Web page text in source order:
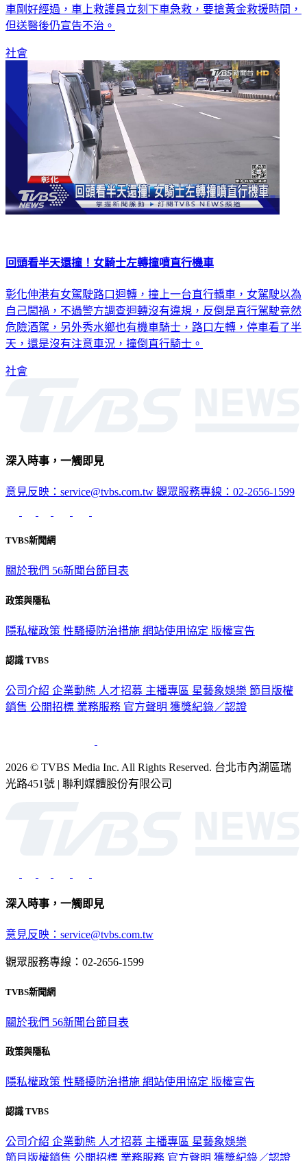
車剛好經過，車上救護員立刻下車急救，要搶黃金救援時間，
但送醫後仍宣告不治。
社會
回頭看半天還撞！女騎士左轉撞噴直行機車
彰化伸港有女駕駛路口迴轉，撞上一台直行轎車，女駕駛以為
自己闖禍，不過警方調查迴轉沒有違規，反倒是直行駕駛竟然
危險酒駕，另外秀水鄉也有機車騎士，路口左轉，停車看了半
天，還是沒有注意車況，撞倒直行騎士。
社會
深入時事，一觸即見
意見反映：service@tvbs.com.tw 觀眾服務專線：02-2656-1599
TVBS新聞網
關於我們 56新聞台節目表
政策與隱私
隱私權政策 性騷擾防治措施 網站使用協定 版權宣告
認識 TVBS
公司介紹 企業動態 人才招募 主播專區 星藝象娛樂 節目版權
銷售 公開招標 業務服務 官方聲明 獲獎紀錄／認證
2026 © TVBS Media Inc. All Rights Reserved. 台北市內湖區瑞
光路451號 | 聯利媒體股份有限公司
深入時事，一觸即見
意見反映：service@tvbs.com.tw
觀眾服務專線：02-2656-1599
TVBS新聞網
關於我們 56新聞台節目表
政策與隱私
隱私權政策 性騷擾防治措施 網站使用協定 版權宣告
認識 TVBS
公司介紹 企業動態 人才招募 主播專區 星藝象娛樂
節目版權銷售 公開招標 業務服務 官方聲明 獲獎紀錄／認證